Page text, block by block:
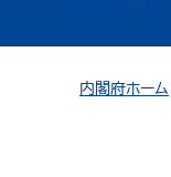
内閣府ホーム